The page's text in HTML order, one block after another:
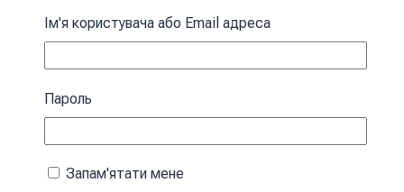
375₴
Ім'я користувача або Email адреса
Пароль
Запам'ятати мене